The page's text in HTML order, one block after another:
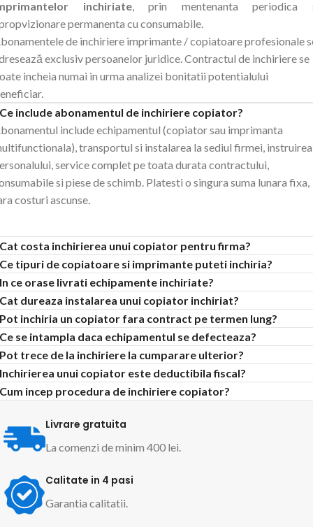
inchiriate, prin mentenanta periodica
permanenta cu consumabile.
de inchiriere imprimante / copiatoare profesionale
exclusiv persoanelor juridice. Contractul de inchiriere se
incheia numai in urma analizei bonitatii potentialului
Ce include abonamentul de inchiriere copiator?
include echipamentul (copiator sau imprimanta
transportul si instalarea la sediul firmei, instruirea
service complet pe toata durata contractului,
si piese de schimb. Platesti o singura suma lunara fixa,
costuri ascunse.
Cat costa inchirierea unui copiator pentru firma?
Ce tipuri de copiatoare si imprimante puteti inchiria?
In ce orase livrati echipamente inchiriate?
Cat dureaza instalarea unui copiator inchiriat?
Pot inchiria un copiator fara contract pe termen lung?
Ce se intampla daca echipamentul se defecteaza?
Pot trece de la inchiriere la cumparare ulterior?
Inchirierea unui copiator este deductibila fiscal?
Cum incep procedura de inchiriere copiator?
Livrare gratuita
La comenzi de minim 400 lei.
Calitate in 4 pasi
Garantia calitatii.